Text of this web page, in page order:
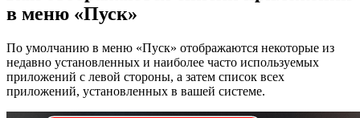
в меню «Пуск»
По умолчанию в меню «Пуск» отображаются некоторые из
недавно установленных и наиболее часто используемых
приложений с левой стороны, а затем список всех
приложений, установленных в вашей системе.